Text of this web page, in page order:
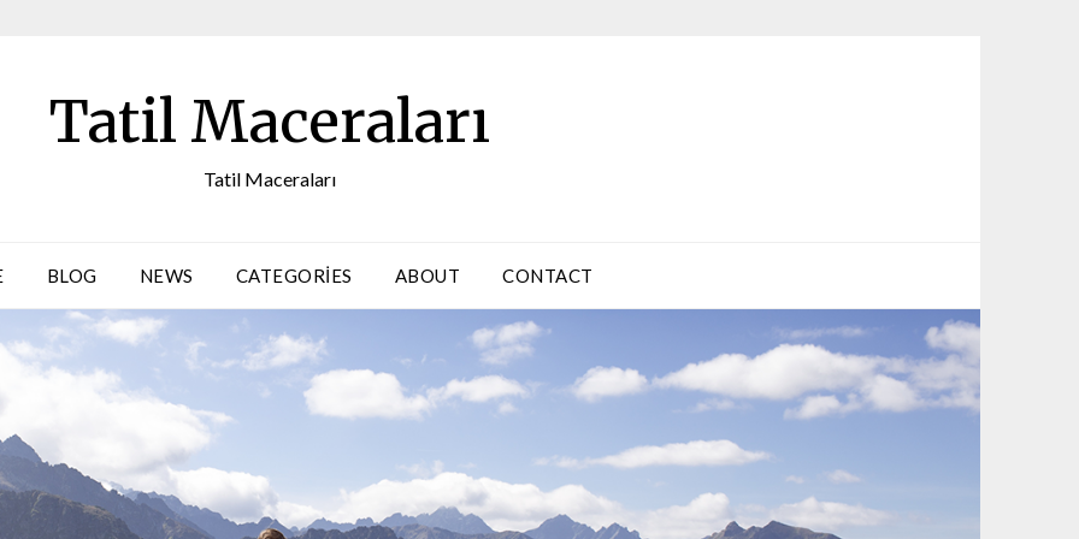
Tatil Maceraları
Tatil Maceraları
BLOG NEWS CATEGORIES ABOUT CONTACT